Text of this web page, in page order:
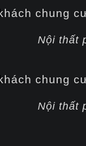
Nội thất
Nội thất